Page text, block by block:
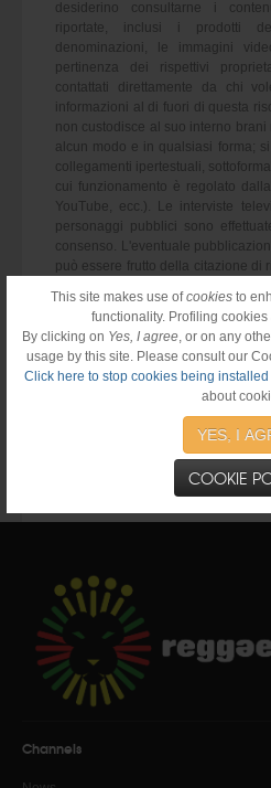
This site makes use ofcookiesto
functionality. Profiling cookies
By clicking on Yes, I agree, or on any
usage by this site. Please consult our
Click here to stop cookies being
about
YES, I
COOKIE
desiderino consultarne i
riportate, inclusi i prodotti
denominazioni, le immagini
pertinenza dei rispettivi
contattati direttamente da chi
informazioni al di fuori di questa
non custodisce al suo interno
alcun modo e in qualsiasi forma;
collegamenti ipertestuali,
cui funzionamento è regolato
YouTube, ecc.). Le interviste
personaggi pubblici sono
consenso. L'eventuale
può essere frutto della citazione di
Wikipedia, sito internet dell'artista,
contenuti multimediali
utilizzabili per la consultazione
utilizzo non è consentito a
abbia preventivamente
Reggae.Today è un marchio
Channels